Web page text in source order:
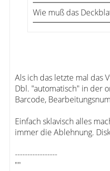
Wie muß das
Als ich das letzte mal das
Dbl. "automatisch" in der
Barcode,
Einfach sklavisch alles
immer die Ablehnung.
-----------------
""